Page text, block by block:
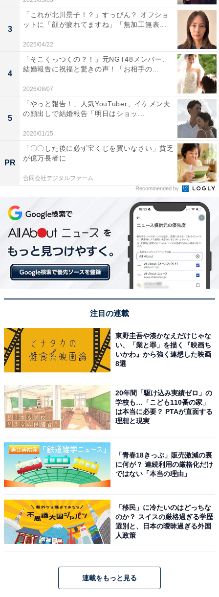
3
「これが北川景子！？」すっぴん？ オフショ
ットに「顔が疲れてますね」「無加工無表...
2025/04/22
4
「そこくっつくの？！」元NGT48メンバー、
結婚報告に祝福と驚きの声！「お相手の...
2026/08/07
5
「やっと報告！」人気YouTuber、イケメン夫
の顔出しで結婚報告「明日はショッ...
2026/01/15
PR
「〇〇した後に必ず宝くじを買いなさい」貧乏
が億万長者に
合同会社デジタルファーム
Recommended by
注目の連載
東野圭吾や湊かなえだけじゃな
い、「業と罪」を描く『映画ち
いかわ』から強く連想した映画
8選
20年間「駆け込み実績ゼロ」の
学校も…「こども110番の家」
は本当に必要？ PTAが直面する
理想と現実
「青春18きっぷ」販売激減の裏
に何が？ 連続利用の厳格化だけ
ではない「本当の理由」
「移民」に冷たいのはどっちな
のか？ スイスの厳格過ぎる学歴
選別と、日本の曖昧過ぎる外国
人政策
連載をもっと見る